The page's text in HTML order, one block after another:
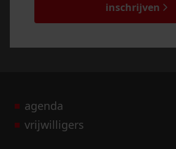
inschrijven
agenda
vrijwilligers